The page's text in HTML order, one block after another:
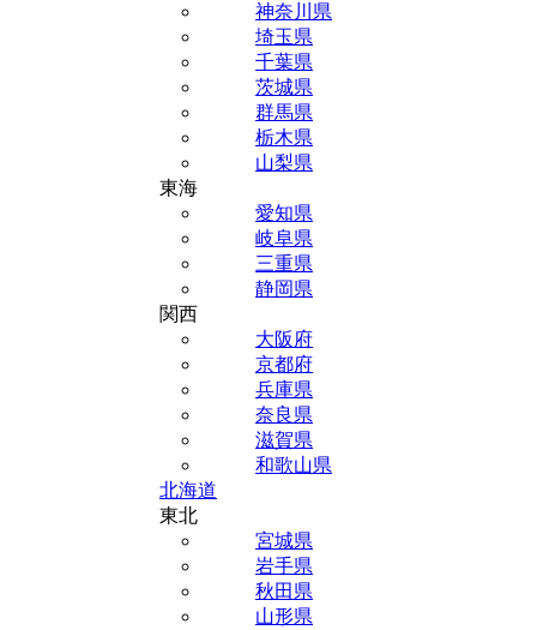
神奈川県
埼玉県
千葉県
茨城県
群馬県
栃木県
山梨県
東海
愛知県
岐阜県
三重県
静岡県
関西
大阪府
京都府
兵庫県
奈良県
滋賀県
和歌山県
北海道
東北
宮城県
岩手県
秋田県
山形県